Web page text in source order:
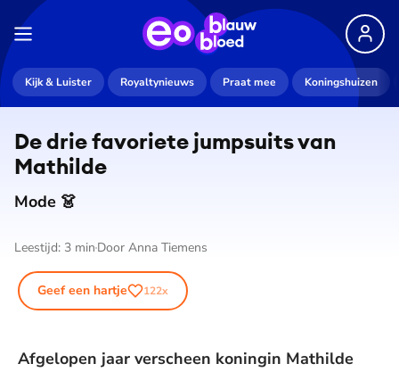
Kijk & Luister Royaltynieuws Praat mee Koningshuizen
De drie favoriete jumpsuits van
Mathilde
Mode 👗
Leestijd: 3 min Door Anna Tiemens
Geef een hartje 122x
Afgelopen jaar verscheen koningin Mathilde